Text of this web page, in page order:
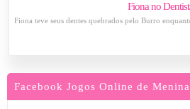
Fiona no
Fiona teve seus dentes quebrados pelo Burro
Facebook Jogos Online de Menina